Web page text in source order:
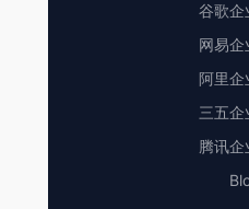
谷歌企
网易企
阿里企
三五企
腾讯企